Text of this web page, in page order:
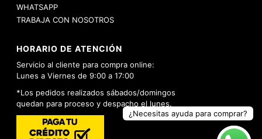
¿Necesitas ayuda para comprar?
WHATSAPP
TRABAJA CON NOSOTROS
HORARIO DE ATENCIÓN
Servicio al cliente para compra online:
Lunes a Viernes de 9:00 a 17:00
*Los pedidos realizados sábados/domingos
quedan para proceso y despacho el lunes.